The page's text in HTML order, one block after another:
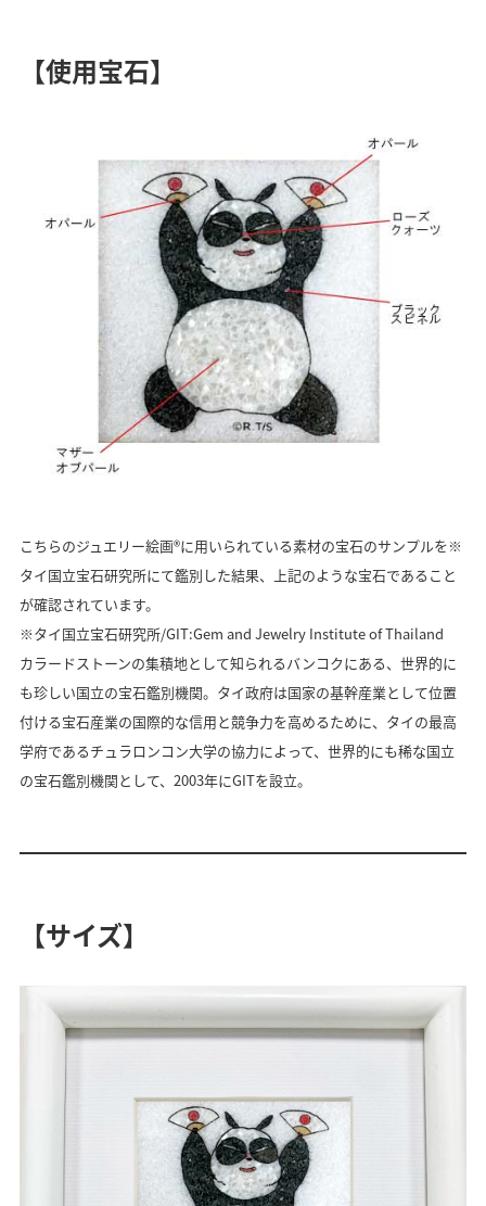
【使用宝石】
こちらのジュエリー絵画®に用いられている素材の宝石のサンプルを※
タイ国立宝石研究所にて鑑別した結果、上記のような宝石であること
が確認されています。
※タイ国立宝石研究所/GIT:Gem and Jewelry Institute of Thailand
カラードストーンの集積地として知られるバンコクにある、世界的に
も珍しい国立の宝石鑑別機関。タイ政府は国家の基幹産業として位置
付ける宝石産業の国際的な信用と競争力を高めるために、タイの最高
学府であるチュラロンコン大学の協力によって、世界的にも稀な国立
の宝石鑑別機関として、2003年にGITを設立。
【サイズ】